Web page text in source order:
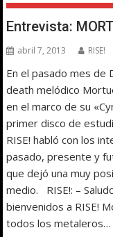
Entrevista:
abril 7, 2013 RISE!
En el pasado mes de
death melódico
en el marco de su
primer disco de
RISE! habló con los
pasado, presente y
que dejó una muy
medio. RISE!: –
bienvenidos a RISE!
todos los metaleros…